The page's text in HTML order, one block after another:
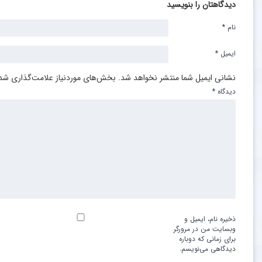
دیدگاهتان را بنویسید
نشانی ایمیل شما منتشر نخواهد شد. بخش‌های موردنیاز علامت‌گذاری
دیدگاه *
نام *
ایمیل *
ذخیره نام، ایمیل و
وبسایت من در مرورگر
برای زمانی که دوباره
دیدگاهی می‌نویسم.